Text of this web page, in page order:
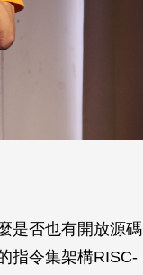
是否也有開放源碼
指令集架構RISC-